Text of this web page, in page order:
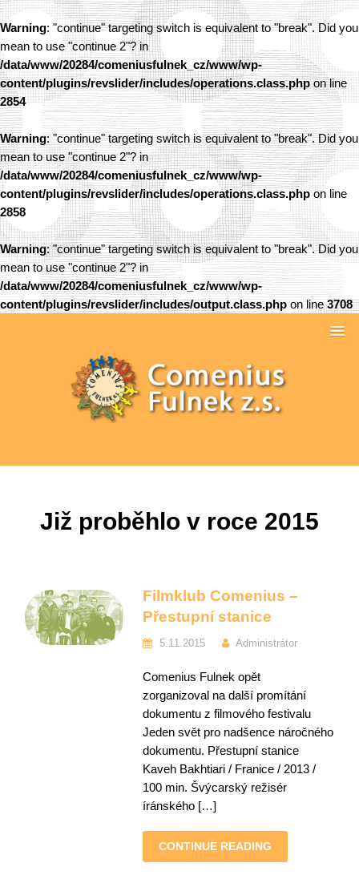
Warning: "continue" targeting switch is equivalent to "break". Did you
mean to use "continue 2"? in
/data/www/20284/comeniusfulnek_cz/www/wp-
content/plugins/revslider/includes/operations.class.phpon line
2854
Warning: "continue" targeting switch is equivalent to "break". Did you
mean to use "continue 2"? in
/data/www/20284/comeniusfulnek_cz/www/wp-
content/plugins/revslider/includes/operations.class.php on line
2858
Warning: "continue" targeting switch is equivalent to "break". Did you
mean to use "continue 2"? in
/data/www/20284/comeniusfulnek_cz/www/wp-
content/plugins/revslider/includes/output.class.php on line3708
Již proběhlo v roce 2015
Filmklub Comenius –
Přestupní stanice
5.11.2015 Administrátor
Comenius Fulnek opět
zorganizoval na další promítání
dokumentu z filmového festivalu
Jeden svět pro nadšence náročného
dokumentu. Přestupní stanice
Kaveh Bakhtiari / Franice / 2013 /
100 min. Švýcarský režisér
íránského […]
CONTINUE READING